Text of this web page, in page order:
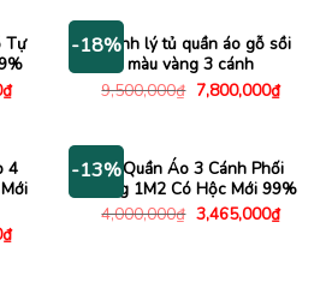
3,380,000₫.
Tự
₫Giá
hiện
6,750,000₫.
-18%
Thanh lý tủ quần áo gỗ sồi
màu vàng 3 cánh
9,500,000₫ Giá
gốc
7,800,000₫Giá
hiện
4
₫Giá
hiện
-13%Tủ Quần Áo 3 Cánh Phối
Trắng 1M2 Có Hộc Mới 99%
4,000,000₫ Giá
gốc
3,465,000₫Giá
hiện